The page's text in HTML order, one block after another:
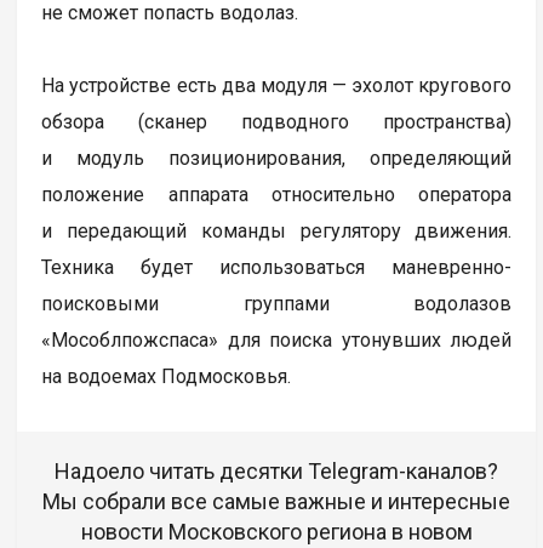
не сможет попасть водолаз.
На устройстве есть два модуля — эхолот кругового
обзора (сканер подводного пространства)
и модуль позиционирования, определяющий
положение аппарата относительно оператора
и передающий команды регулятору движения.
Техника будет использоваться маневренно-
поисковыми группами водолазов
«Мособлпожспаса» для поиска утонувших людей
на водоемах Подмосковья.
Надоело читать десятки Telegram-каналов?
Мы собрали все самые важные и интересные
новости Московского региона в новом